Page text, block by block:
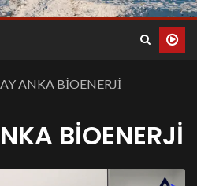
ANKA BİOENERJİ
BİOENERJİ